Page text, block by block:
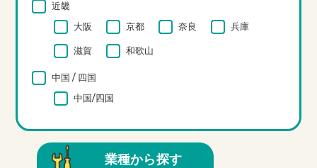
近畿
大阪
京都 奈良 兵庫
滋賀 和歌山
中国 / 四国
中国/四国
業種から探す